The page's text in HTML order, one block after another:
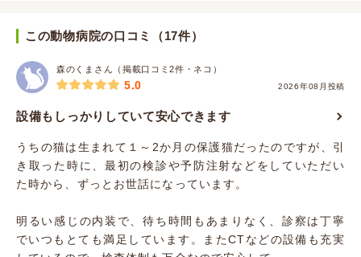
この動物病院の口コミ（17件）
森のくまさん（掲載口コミ2件・ネコ）
2026年08月投稿
5.0
設備もしっかりしていて安心できます
うちの猫は生まれて１～2か月の保護猫だったのですが、引
き取った時に、最初の検診や予防注射などをしていただい
た時から、ずっとお世話になっています。
明るい感じの内装で、待ち時間もあまりなく、診察は丁寧
でいつもとても満足しています。またCTなどの設備も充実